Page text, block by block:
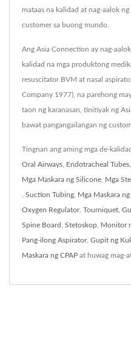
mataas na kalidad at nag-aalok
customer sa buong mundo.
Ang Asia Connection ay nag-
kalidad na mga produktong
resuscitator BVM at nasal
Company 1977), na parehong
taon ng karanasan, tinitiyak ng
bawat pangangailangan ng
Tingnan ang aming mga de-
Oral Airways Endotracheal Tubes
Mga Maskara ng Silicone Mga
Suction Tubing Mga Maskara
Oxygen Regulator, Tourniquet
Spine Board Stetoskop Monitor
Pang-ilong Aspirator, Gupit ng
Maskara ng CPAP at huwag mag-